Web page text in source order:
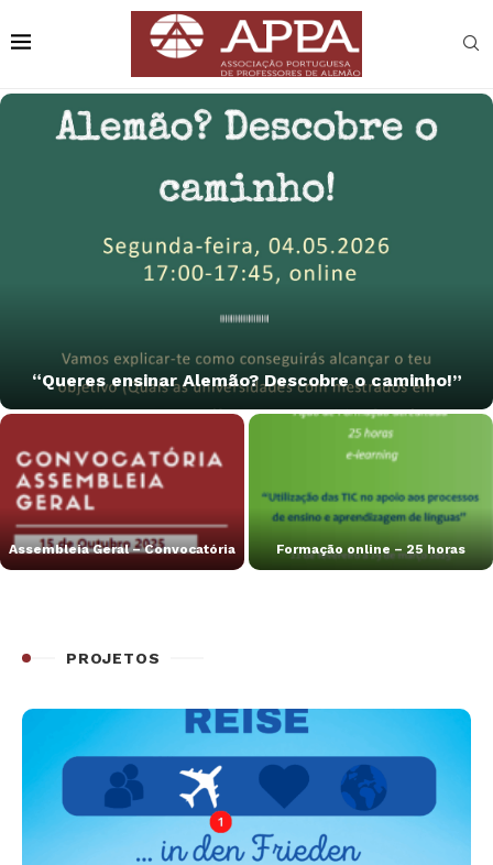
“Queres ensinar Alemão? Descobre o caminho!”
Assembleia Geral – Convocatória Formação online – 25 horas
PROJETOS